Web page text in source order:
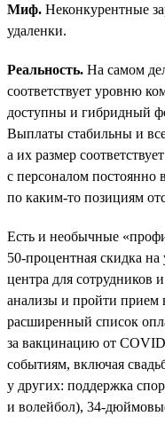
Миф. Неконкурентные
удаленки.
Реальность. На самом
соответствует уровню
доступны и гибридный
Выплаты стабильны и
а их размер
с персоналом постоянно
по каким-то позициям
Есть и необычные
50‑процентная скидка
центра для сотрудников
анализы и пройти прием
расширенный список
за вакцинацию от
событиям, включая
у других: поддержка
и волейбол),